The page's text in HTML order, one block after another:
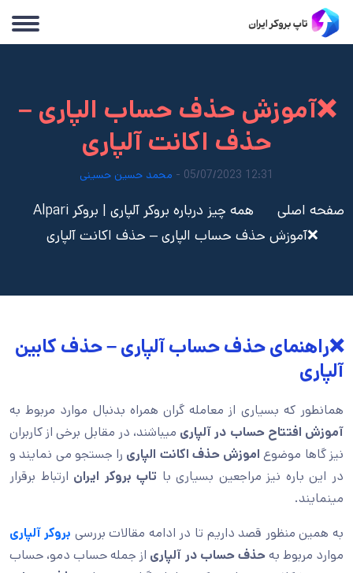
❌آموزش حذف حساب الپاری –
حذف اکانت آلپاری
12:31 05/07/2023 - محمد حسین حسینی
صفحه اصلی
همه چیز درباره بروکر آلپاری | بروکر Alpari
❌آموزش حذف حساب الپاری – حذف اکانت آلپاری
❌راهنمای حذف حساب آلپاری – حذف کابین
آلپاری
همانطور که بسیاری از معامله گران همراه بدنبال موارد مربوط به
آموزش افتتاح حساب در آلپاری میباشند، در مقابل برخی از کاربران
نیز گاها موضوع اموزش حذف اکانت الپاری را جستجو می نمایند و
در این باره نیز مراجعین بسیاری با تاپ بروکر ایران ارتباط برقرار
مینمایند.
به همین منظور قصد داریم تا در ادامه مقالات بررسی بروکر آلپاری
موارد مربوط بهحذف حساب در آلپاری از جمله حساب دمو، حساب